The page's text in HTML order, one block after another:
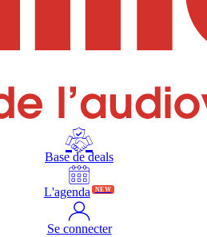
Base de deals
L'agenda NEW
Se connecter